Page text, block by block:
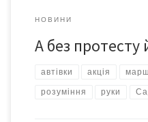
НОВИНИ
А без протесту
автівки акція
розуміння руки